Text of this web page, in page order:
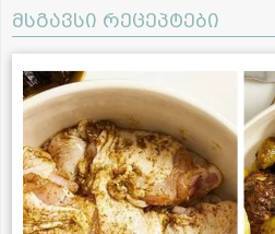
მსგავსი რეცეპტები